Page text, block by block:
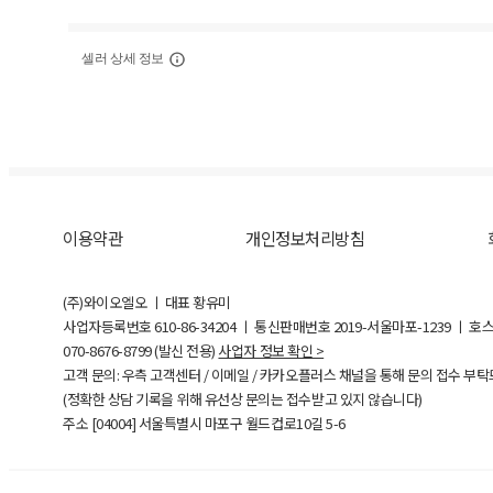
셀러 상세 정보
이용약관 개인정보처리방침
(주)와이오엘오 ㅣ 대표 황유미
사업자등록번호610-86-34204ㅣ 통신판매번호 2019-서울마포-1239 ㅣ 호
070-8676-8799 (발신 전용) 사업자 정보 확인 >
고객 문의: 우측 고객센터 / 이메일 / 카카오플러스 채널을 통해 문의 접수 부
(정확한 상담 기록을 위해 유선상 문의는 접수받고 있지 않습니다)
주소 [04004] 서울특별시 마포구 월드컵로10길5-6